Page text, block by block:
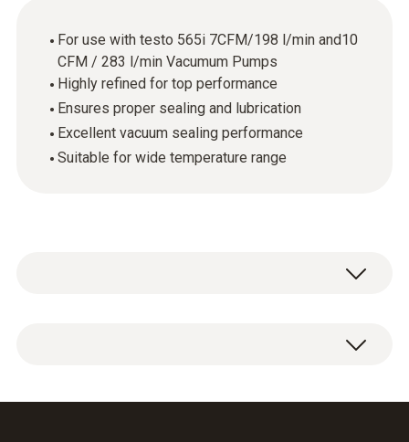
For use with testo 565i 7CFM/198 l/min and10
CFM / 283 l/min Vacumum Pumps
Highly refined for top performance
Ensures proper sealing and lubrication
Excellent vacuum sealing performance
Suitable for wide temperature range